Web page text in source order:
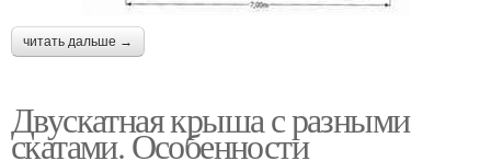
читать дальше →
Двускатная крыша с разными
скатами. Особенности